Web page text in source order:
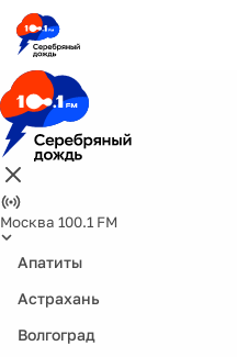
Москва 100.1 FM
Апатиты
Астрахань
Волгоград